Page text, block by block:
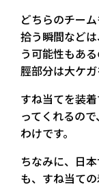
どちらのチー
拾う瞬間など
う可能性もあ
脛部分は大ケガ
すね当てを装
ってくれるの
わけです。
ちなみに、日
も、すね当ての